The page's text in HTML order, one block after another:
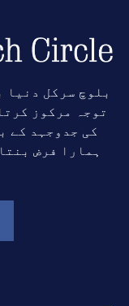
بلوچ سرکل دنیا
توجہ مرکوز
کی جدوجہد کے
ہمارا فرض